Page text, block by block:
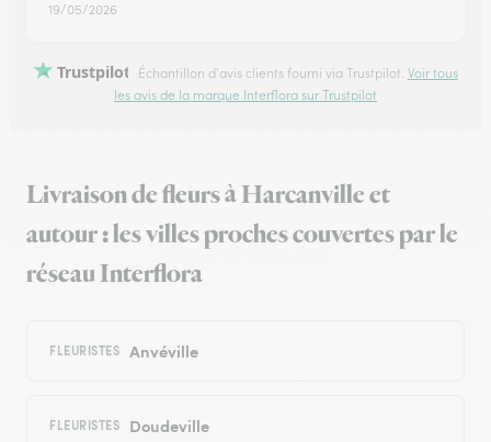
19/05/2026
Trustpilot Échantillon d'avis clients fourni via Trustpilot. Voir tous
les avis de la marque Interflora sur Trustpilot
Livraison de fleurs à Harcanville et
autour : les villes proches couvertes par le
réseau Interflora
FLEURISTES Anvéville
FLEURISTES Doudeville